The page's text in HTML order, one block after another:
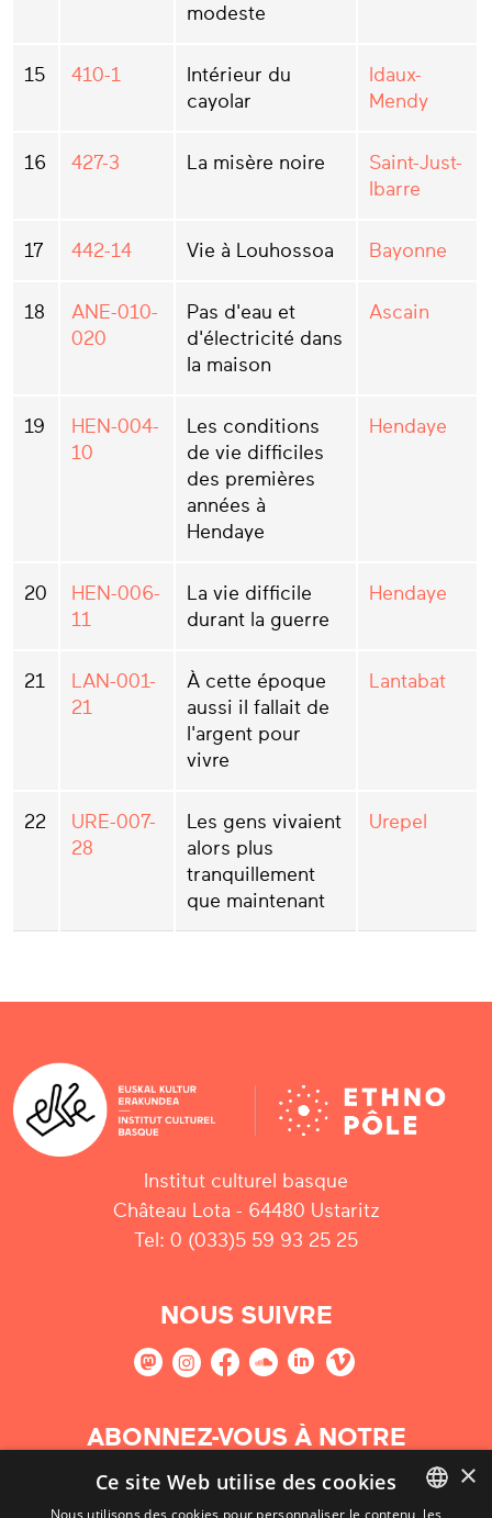
modeste
15 410-1
Intérieur du
cayolar
Idaux-
Mendy
16 427-3 La misère noire
Saint-Just-
Ibarre
17 442-14 Vie à Louhossoa Bayonne
18
ANE-010-
020
Pas d'eau et
d'électricité dans
la maison
Ascain
19
HEN-004-
10
Les conditions
de vie difficiles
des premières
années à
Hendaye
Hendaye
20
HEN-006-
11
La vie difficile
durant la guerre
Hendaye
21
LAN-001-
21
À cette époque
aussi il fallait de
l'argent pour
vivre
Lantabat
22
URE-007-
28
Les gens vivaient
alors plus
tranquillement
que maintenant
Urepel
Institut culturel basque
Château Lota - 64480 Ustaritz
Tel: 0 (033)5 59 93 25 25
NOUS SUIVRE
ABONNEZ-VOUS À NOTRE
NEWSLETTER
×
Ce site Web utilise des cookies
Nous utilisons des cookies pour personnaliser le contenu, les